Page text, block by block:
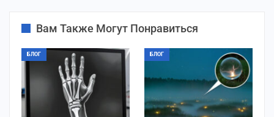
Вам Также Могут Понравиться
БЛОГ БЛОГ